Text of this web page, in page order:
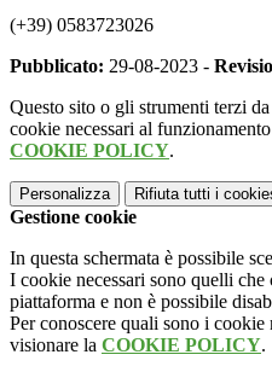
(+39) 0583723026
Pubblicato: 29-08-2023 -
Questo sito o gli strumenti terzi
cookie necessari al
COOKIE POLICY.
Personalizza Rifiuta tutti i
Gestione cookie
In questa schermata è possibile
I cookie necessari sono quelli
piattaforma e non è possibile
Per conoscere quali sono i
visionare la COOKIE POLICY.